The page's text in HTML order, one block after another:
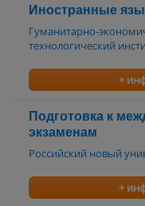
Иностранные
Гуманитарно-
технологический
+
Подготовка к
экзаменам
Российский новый
+